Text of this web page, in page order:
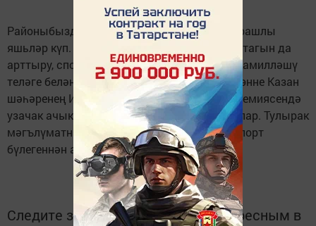
Районыбызда спортны сөюче, алдынгы карашлы
яшьләр күп. Киләчәктә үзләренең көчләрен тагын да
арттыру, спортның билгеле бер өлкәсендә камилләшү
теләге белән янган егет-кызлар 8 декабрь көнне Казан
шәһәренең Идел буе спорт һәм туризм академиясендә
узачак ачык ишекләр көнендә катнаша алалар. Тулырак
мәгълүматны районның яшьләр эше һәм спорт
бүлегеннән алырга мөмкин.
Следите за самым важным и интересным в